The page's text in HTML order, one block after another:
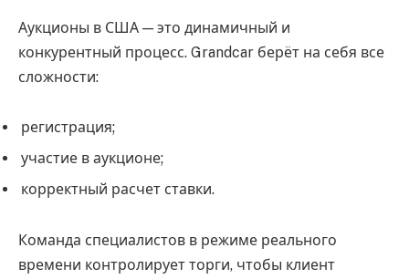
Аукционы в США — это динамичный и
конкурентный процесс. Grandcar берёт на себя все
сложности:
регистрация;
участие в аукционе;
корректный расчет ставки.
Команда специалистов в режиме реального
времени контролирует торги, чтобы клиент